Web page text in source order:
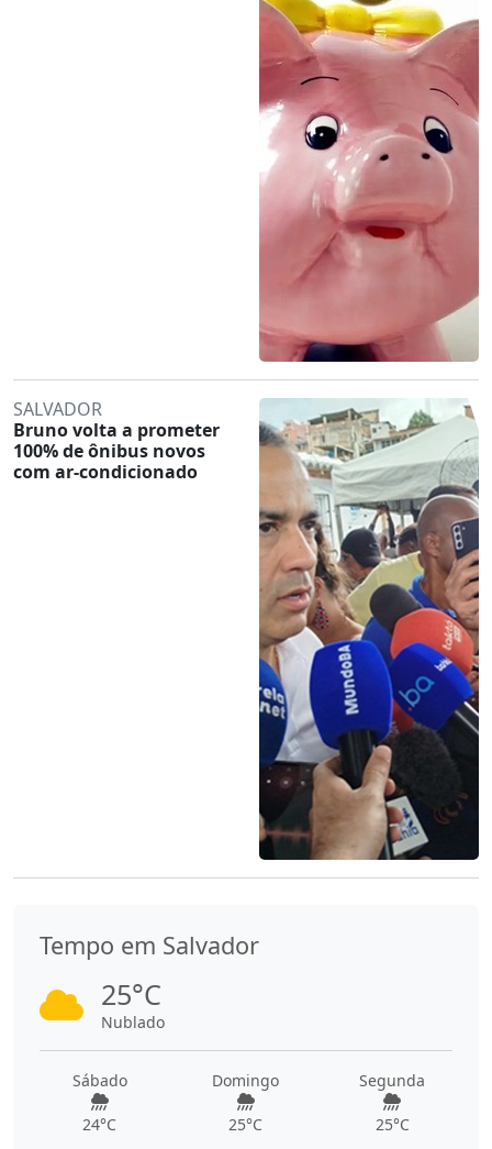
SALVADOR
Bruno volta a prometer
100% de ônibus novos
com ar-condicionado
Tempo em Salvador
25°C
Nublado
Sábado
24°C
Domingo
25°C
Segunda
25°C